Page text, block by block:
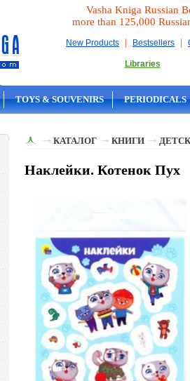
Vasha Kniga Russian
more than 125,000
New Products | Bestsellers |
Libraries
TOYS & SOUVENIRS PERIODICALS
КАТАЛОГ КНИГИ
Наклейки. Котенок Пух